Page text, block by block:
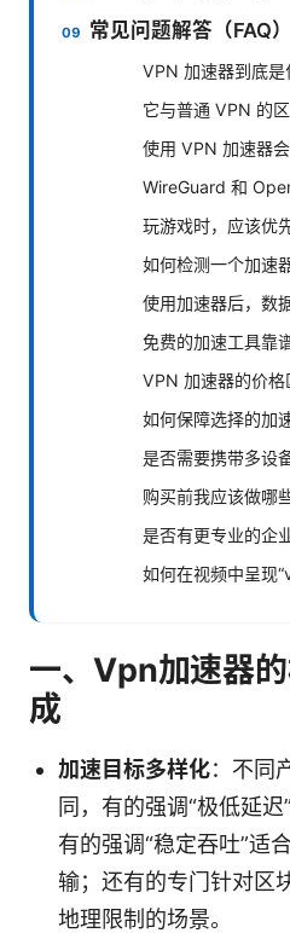
常见问题解答（FAQ）
VPN 加速器到底是
它与普通 VPN 的区
使用 VPN 加速器
WireGuard 和
玩游戏时，应该优
如何检测一个加速
使用加速器后，数
免费的加速工具靠
VPN 加速器的价格
如何保障选择的加
是否需要携带多设
购买前我应该做哪
是否有更专业的企
如何在视频中呈现
一、Vpn加速器
成
加速目标多样化：不同
同，有的强调“极低延迟
有的强调“稳定吞吐”适
输；还有的专门针对区
地理限制的场景。